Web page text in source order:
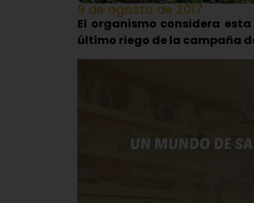
9 de agosto de 2017
El organismo considera
último riego de la campaña